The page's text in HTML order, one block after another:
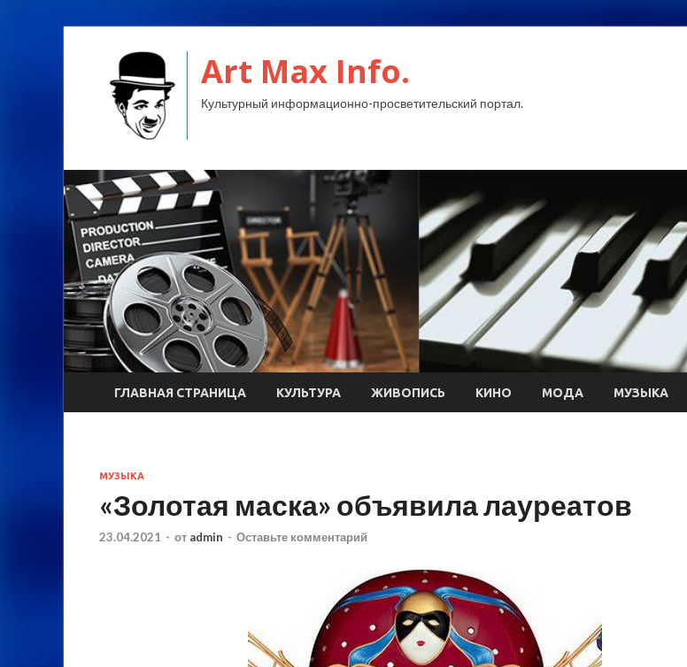
Art Max Info.
Культурный информационно-просветительский портал.
ГЛАВНАЯ СТРАНИЦА КУЛЬТУРА ЖИВОПИСЬ КИНО МОДА МУЗЫКА
МУЗЫКА
«Золотая маска» объявила лауреатов
23.04.2021 - от admin - Оставьте комментарий